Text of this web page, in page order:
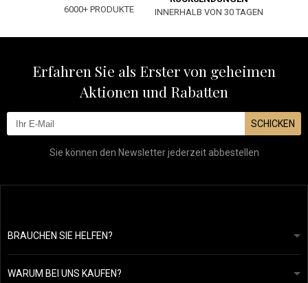
6000+ PRODUKTE
INNERHALB VON 30 TAGEN
Erfahren Sie als Erster von geheimen
Aktionen und Rabatten
SCHICKEN
Sie können den Newsletter jederzeit abbestellen
BRAUCHEN SIE HELFEN?
info@mapeja.de
Wir werden innerhalb von 24 Stunden antworten.
WARUM BEI UNS KAUFEN?
Allgemeine geschäftsbedingungen
Datenschutzerklärung
Unsere Geschichte